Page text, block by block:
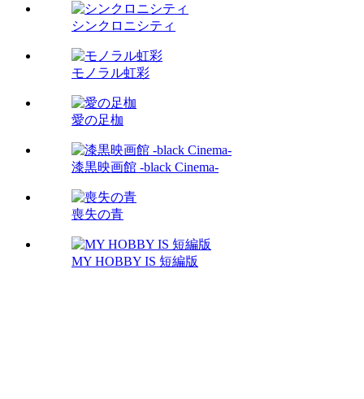
シンクロニシティ
モノラル虹彩
愛の足枷
漆黒映画館 -black Cinema-
喪失の青
MY HOBBY IS 短編版